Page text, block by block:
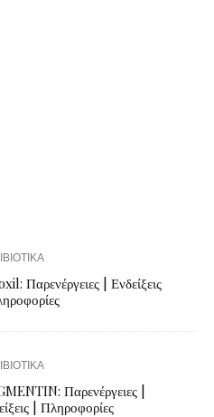
Παρενέργειες | Ενδείξεις
Παρενέργειες |
| Πληροφορίες